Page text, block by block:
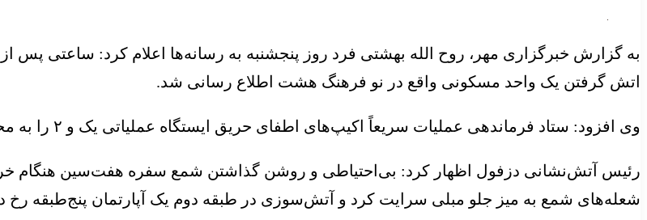
به گزارش خبرگزاری مهر، روح الله بهشتی فرد روز پنجشنبه به رسانه‌ها اعلام کرد: ساعتی پس از تحویل سال نو
اتش گرفتن یک واحد مسکونی واقع در نو فرهنگ هشت اطلاع رسانی شد.
وی افزود: ستاد فرماندهی عملیات سریعاً اکیپ‌های اطفای حریق ایستگاه عملیاتی یک و ۲ را به محل گزارش شده اعزام و بلافاصله اقدام به مهار حریق شد.
رئیس آتش‌نشانی دزفول اظهار کرد: بی‌احتیاطی و روشن گذاشتن شمع سفره هفت‌سین هنگام
شعله‌های شمع به میز جلو مبلی سرایت کرد و آتش‌سوزی در طبقه دوم یک آپارتمان پنج‌طبقه رخ